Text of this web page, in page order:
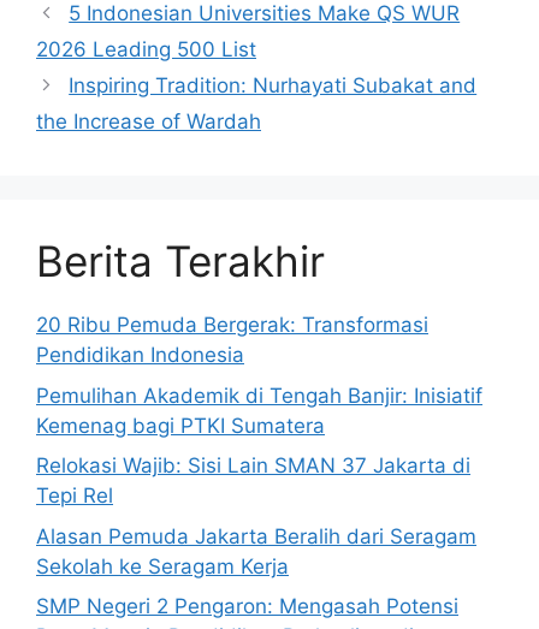
5 Indonesian Universities Make QS WUR
2026 Leading 500 List
Inspiring Tradition: Nurhayati Subakat and
the Increase of Wardah
Berita Terakhir
20 Ribu Pemuda Bergerak: Transformasi
Pendidikan Indonesia
Pemulihan Akademik di Tengah Banjir: Inisiatif
Kemenag bagi PTKI Sumatera
Relokasi Wajib: Sisi Lain SMAN 37 Jakarta di
Tepi Rel
Alasan Pemuda Jakarta Beralih dari Seragam
Sekolah ke Seragam Kerja
SMP Negeri 2 Pengaron: Mengasah Potensi